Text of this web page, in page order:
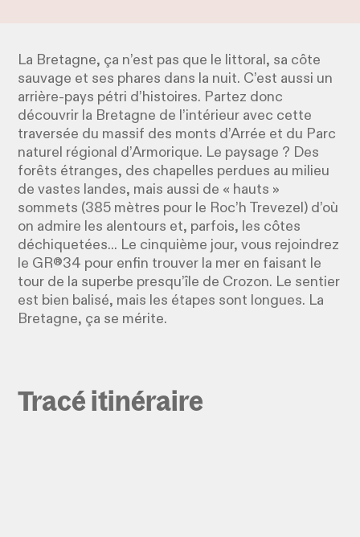
La Bretagne, ça n’est pas que le littoral, sa côte
sauvage et ses phares dans la nuit. C’est aussi un
arrière-pays pétri d’histoires. Partez donc
découvrir la Bretagne de l’intérieur avec cette
traversée du massif des monts d’Arrée et du Parc
naturel régional d’Armorique. Le paysage ? Des
forêts étranges, des chapelles perdues au milieu
de vastes landes, mais aussi de « hauts »
sommets (385 mètres pour le Roc’h Trevezel) d’où
on admire les alentours et, parfois, les côtes
déchiquetées... Le cinquième jour, vous rejoindrez
le GR®34 pour enfin trouver la mer en faisant le
tour de la superbe presqu’île de Crozon. Le sentier
est bien balisé, mais les étapes sont longues. La
Bretagne, ça se mérite.
Tracé itinéraire